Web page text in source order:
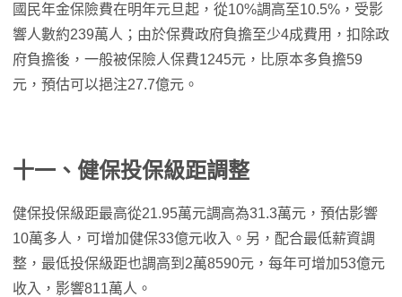
國民年金保險費在明年元旦起，從10%調高至10.5%，受影
響人數約239萬人；由於保費政府負擔至少4成費用，扣除政
府負擔後，一般被保險人保費1245元，比原本多負擔59
元，預估可以挹注27.7億元。
十一、健保投保級距調整
健保投保級距最高從21.95萬元調高為31.3萬元，預估影響
10萬多人，可增加健保33億元收入。另，配合最低薪資調
整，最低投保級距也調高到2萬8590元，每年可增加53億元
收入，影響811萬人。